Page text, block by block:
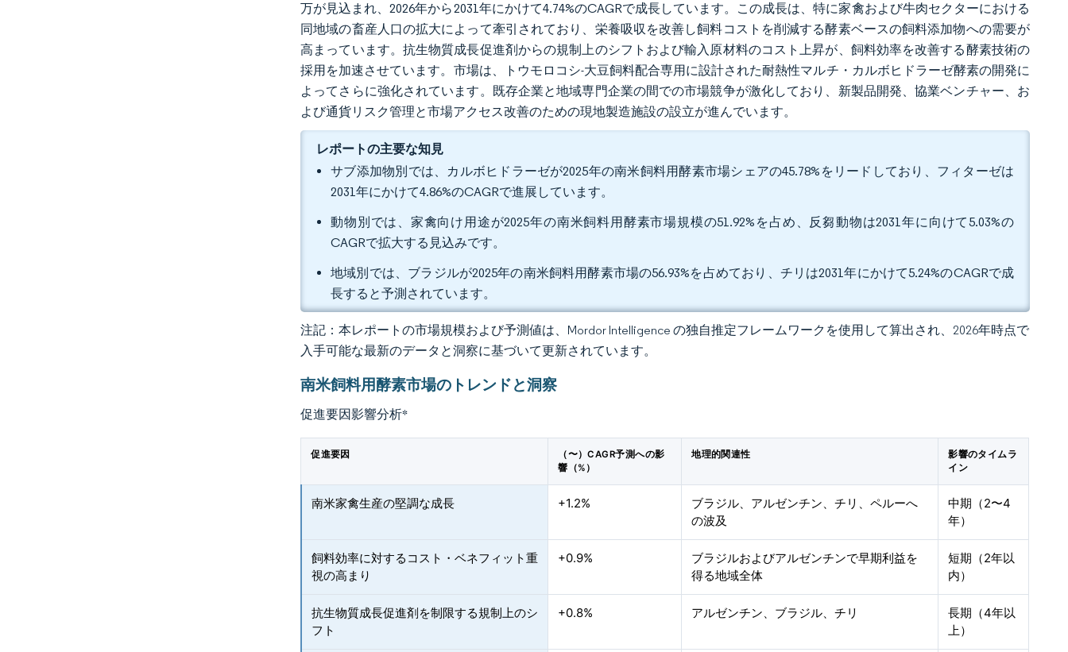
万が見込まれ、2026年から2031年にかけて4.74%のCAGRで成長しています。この成長は、特に家禽および牛肉セクターにおける
同地域の畜産人口の拡大によって牽引されており、栄養吸収を改善し飼料コストを削減する酵素ベースの飼料添加物への需要が
高まっています。抗生物質成長促進剤からの規制上のシフトおよび輸入原材料のコスト上昇が、飼料効率を改善する酵素技術の
採用を加速させています。市場は、トウモロコシ-大豆飼料配合専用に設計された耐熱性マルチ・カルボヒドラーゼ酵素の開発に
よってさらに強化されています。既存企業と地域専門企業の間での市場競争が激化しており、新製品開発、協業ベンチャー、お
よび通貨リスク管理と市場アクセス改善のための現地製造施設の設立が進んでいます。
レポートの主要な知見
サブ添加物別では、カルボヒドラーゼが2025年の南米飼料用酵素市場シェアの45.78%をリードしており、フィターゼは
2031年にかけて4.86%のCAGRで進展しています。
動物別では、家禽向け用途が2025年の南米飼料用酵素市場規模の51.92%を占め、反芻動物は2031年に向けて5.03%の
CAGRで拡大する見込みです。
地域別では、ブラジルが2025年の南米飼料用酵素市場の56.93%を占めており、チリは2031年にかけて5.24%のCAGRで成
長すると予測されています。
注記：本レポートの市場規模および予測値は、Mordor Intelligence の独自推定フレームワークを使用して算出され、2026年時点で
入手可能な最新のデータと洞察に基づいて更新されています。
南米飼料用酵素市場のトレンドと洞察
促進要因影響分析*
促進要因
（〜）CAGR予測への影
響（%）
地理的関連性
影響のタイムラ
イン
南米家禽生産の堅調な成長 +1.2%
ブラジル、アルゼンチン、チリ、ペルーへ
の波及
中期（2〜4
年）
飼料効率に対するコスト・ベネフィット重
視の高まり
+0.9%
ブラジルおよびアルゼンチンで早期利益を
得る地域全体
短期（2年以
内）
抗生物質成長促進剤を制限する規制上のシ
フト
+0.8% アルゼンチン、ブラジル、チリ
長期（4年以
上）